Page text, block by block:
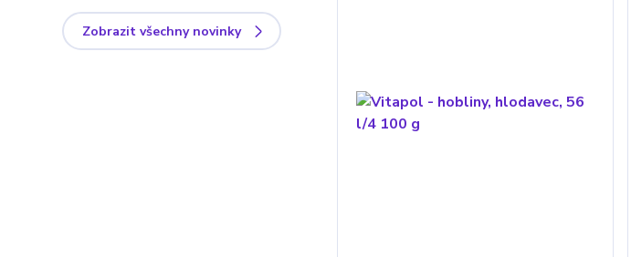
Zobrazit všechny novinky